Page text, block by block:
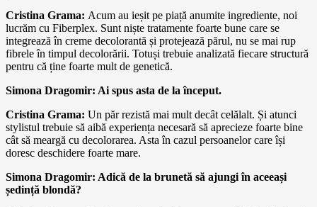
Cristina Grama: Acum au ieșit pe piață anumite ingrediente, noi
lucrăm cu Fiberplex. Sunt niște tratamente foarte bune care se
integrează în creme decolorantă și protejează părul, nu se mai rup
fibrele în timpul decolorării. Totuși trebuie analizată fiecare structură
pentru că ține foarte mult de genetică.
Simona Dragomir: Ai spus asta de la început.
Cristina Grama: Un păr rezistă mai mult decât celălalt. Și atunci
stylistul trebuie să aibă experiența necesară să aprecieze foarte bine
cât să meargă cu decolorarea. Asta în cazul persoanelor care își
doresc deschidere foarte mare.
Simona Dragomir: Adică de la brunetă să ajungi în aceeași
ședință blondă?